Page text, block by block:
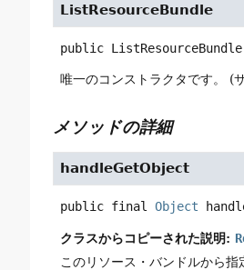
ListResourceBundle
public ListResourceBundle
唯一のコンストラクタです。 (
メソッドの詳細
handleGetObject
public final Object
クラスからコピーされた説明:
このリソース・バンドルから指